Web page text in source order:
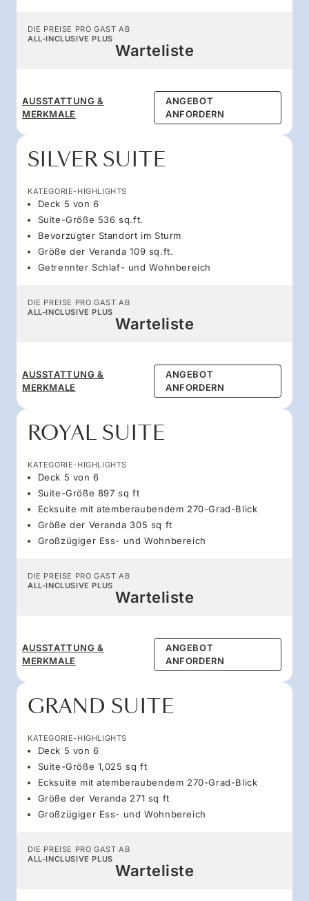
DIE PREISE PRO GAST AB
ALL-INCLUSIVE PLUS
Warteliste
AUSSTATTUNG &
MERKMALE
ANGEBOT
ANFORDERN
SILVER SUITE
KATEGORIE-HIGHLIGHTS
Deck 5 von 6
Suite-Größe 536 sq.ft.
Bevorzugter Standort im Sturm
Größe der Veranda 109 sq.ft.
Getrennter Schlaf- und Wohnbereich
DIE PREISE PRO GAST AB
ALL-INCLUSIVE PLUS
Warteliste
AUSSTATTUNG &
MERKMALE
ANGEBOT
ANFORDERN
ROYAL SUITE
KATEGORIE-HIGHLIGHTS
Deck 5 von 6
Suite-Größe 897 sq ft
Ecksuite mit atemberaubendem 270-Grad-Blick
Größe der Veranda 305 sq ft
Großzügiger Ess- und Wohnbereich
DIE PREISE PRO GAST AB
ALL-INCLUSIVE PLUS
Warteliste
AUSSTATTUNG &
MERKMALE
ANGEBOT
ANFORDERN
GRAND SUITE
KATEGORIE-HIGHLIGHTS
Deck 5 von 6
Suite-Größe 1,025 sq ft
Ecksuite mit atemberaubendem 270-Grad-Blick
Größe der Veranda 271 sq ft
Großzügiger Ess- und Wohnbereich
DIE PREISE PRO GAST AB
ALL-INCLUSIVE PLUS
Warteliste